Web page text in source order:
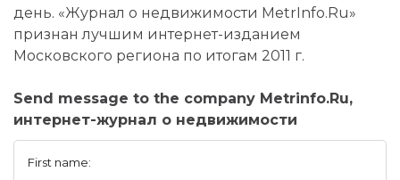
день. «Журнал о недвижимости MetrInfo.Ru»
признан лучшим интернет-изданием
Московского региона по итогам 2011 г.
Send message to the company Metrinfo.Ru,
интернет-журнал о недвижимости
First name: